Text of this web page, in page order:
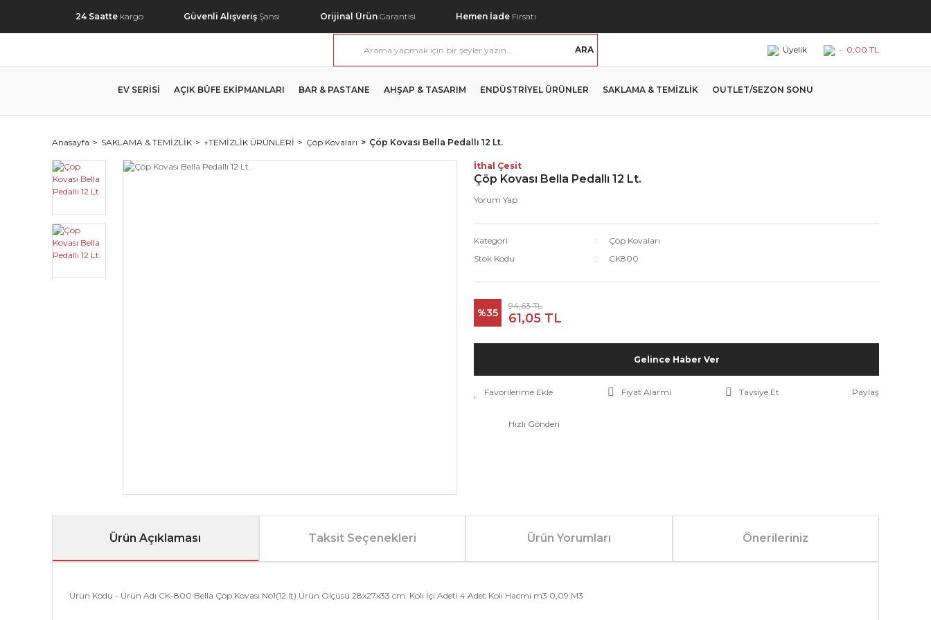
24 Saatte kargo Güvenli Alışveriş Şansı Orijinal Ürün Garantisi Hemen İade Fırsatı
ARA Üyelik - 0,00 TL
EV SERİSİ AÇIK BÜFE EKİPMANLARI BAR & PASTANE AHŞAP & TASARIM ENDÜSTRİYEL ÜRÜNLER SAKLAMA & TEMİZLİK OUTLET/SEZON SONU
Anasayfa SAKLAMA & TEMİZLİK +TEMİZLİK ÜRÜNLERİ Çöp Kovaları Çöp Kovası Bella Pedallı 12 Lt.
İthal Çesit
Çöp Kovası Bella Pedallı 12 Lt.
Yorum Yap
Kategori
Çöp Kovaları
Stok Kodu
CK800
%35
94,63 TL
61,05 TL
Gelince Haber Ver
Fiyat Alarmı Tavsiye Et Paylaş
Hızlı Gönderi
Ürün Açıklaması Taksit Seçenekleri Ürün Yorumları Önerileriniz
Ürün Kodu - Ürün Adı CK-800 Bella Çöp Kovası No1(12 lt) Ürün Ölçüsü 28x27x33 cm. Koli İçi Adeti 4 Adet Koli Hacmi m3 0,09 M3